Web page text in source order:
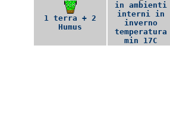
1 terra + 2
Humus
in ambienti
interni in
inverno
temperatura
min 17C